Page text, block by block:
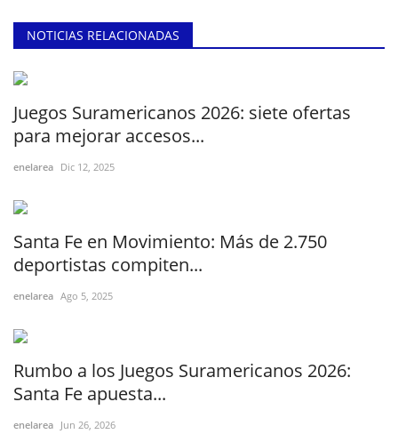
NOTICIAS RELACIONADAS
Juegos Suramericanos 2026: siete ofertas
para mejorar accesos...
enelarea Dic 12, 2025
Santa Fe en Movimiento: Más de 2.750
deportistas compiten...
enelarea Ago 5, 2025
Rumbo a los Juegos Suramericanos 2026:
Santa Fe apuesta...
enelarea Jun 26, 2026